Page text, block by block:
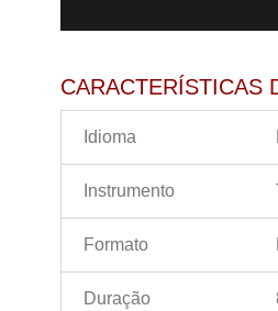
CARACTERÍSTICAS
Idioma
Instrumento
Formato
Duração